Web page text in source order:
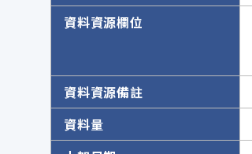
資料資源欄位
資料資源備註
資料量